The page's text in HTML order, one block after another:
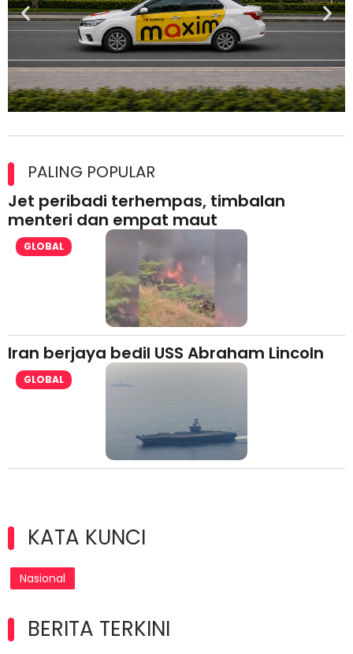
lesen separuh pertama 2026
PALING POPULAR
Jet peribadi terhempas, timbalan
menteri dan empat maut
GLOBAL
Iran berjaya bedil USS Abraham Lincoln
GLOBAL
KATA KUNCI
Nasional
BERITA TERKINI